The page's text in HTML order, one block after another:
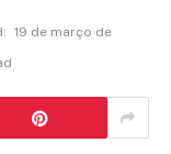
19 de março de